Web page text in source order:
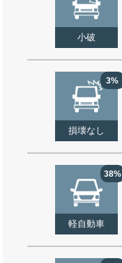
小破
3%
損壊なし
38%
軽自動車